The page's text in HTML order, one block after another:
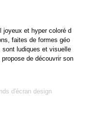
joyeux et hyper coloré d
faites de formes géo
ludiques et visuelle
de découvrir son
d'écran design